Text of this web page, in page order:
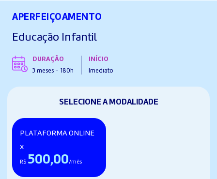
APERFEIÇOAMENTO
Educação Infantil
DURAÇÃO
3 meses - 180h
INÍCIO
Imediato
SELECIONE A MODALIDADE
PLATAFORMA ONLINE
x
R$ 500,00/mês